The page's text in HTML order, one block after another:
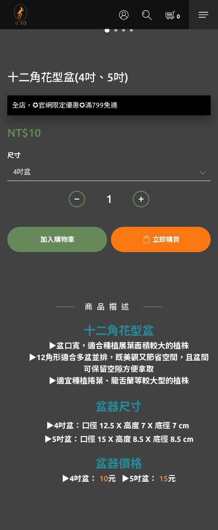
十二角花型盆(4吋、5吋)
全店，✪官網限定優惠✪滿799免運
NT$10
尺寸
加入購物車 立即購買
商品描述
十二角花型盆
▶盆口寬，適合種植展葉面積較大的植株
▶12角形適合多盆並排，既美觀又節省空間，且盆間
可保留空隙方便拿取
▶適宜種植捲葉、龍舌蘭等較大型的植株
盆器尺寸
▶4吋盆：口徑 12.5 X 高度 7 X 底徑 7 cm
▶5吋盆： 口徑 15 X 高度 8.5 X 底徑 8.5 cm
盆器價格
▶4吋盆： 10元 ▶5吋盆： 15元